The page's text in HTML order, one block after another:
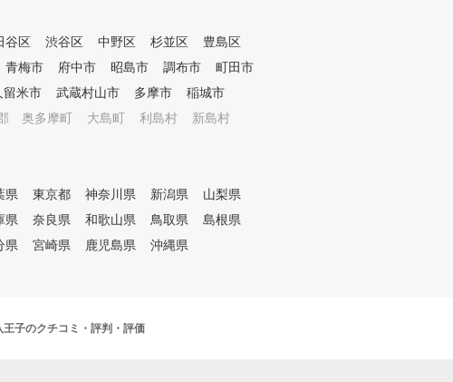
人目を気にせず集中して練習を
行うことができます。 ★お客
レッスンプランを２種類【ライ
ト】【フルショット】【フルシ
タッフまでお申し出ください。
谷区 渋谷区 中野区 杉並区
豊島区
青梅市 府中市 昭島市 調布市
町田市
留米市 武蔵村山市 多摩市
稲城市
奥多摩町 大島町 利島村
新島村
県 東京都 神奈川県 新潟県
山梨県
県 奈良県 和歌山県 鳥取県
島根県
県 宮崎県 鹿児島県 沖縄県
王子のクチコミ・評判・評価